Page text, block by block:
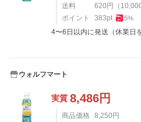
送料
620円 （
ポイント
383pt 5%
4〜6日以内に発送（休業日
ウォルフマート
実質 8,486円
商品価格 8,250円